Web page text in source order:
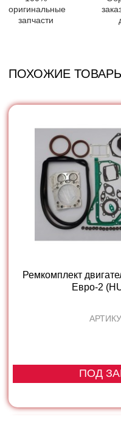
оригинальные
запчасти
ПОХОЖИЕ
Ремкомплект
Евро-2
ПОД